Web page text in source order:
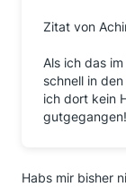
Zitat von
Als ich das
schnell in
ich dort kein
gutgegangen!
Habs mir bisher